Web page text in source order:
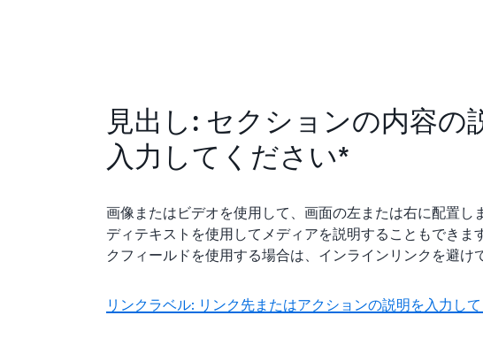
見出し: セクションの内容の
入力してください*
画像またはビデオを使用して、画面の左または右に配置し
ディテキストを使用してメディアを説明することもできま
クフィールドを使用する場合は、インラインリンクを避け
リンクラベル: リンク先またはアクションの説明を入力し